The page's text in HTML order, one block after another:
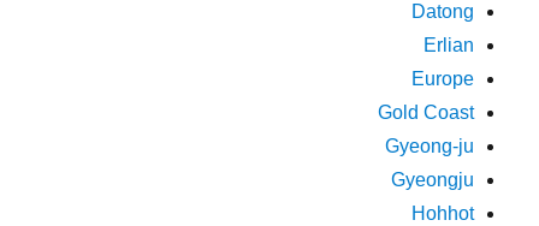
Datong
Erlian
Europe
Gold Coast
Gyeong-ju
Gyeongju
Hohhot